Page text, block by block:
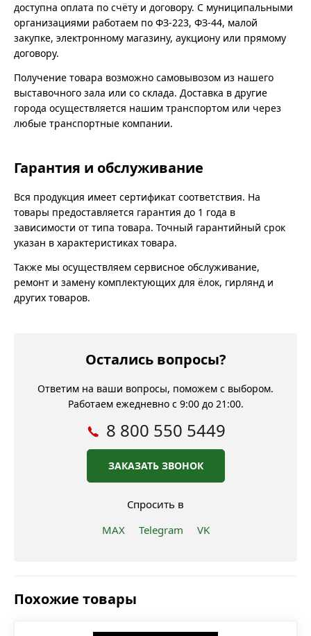
доступна оплата по счёту и договору. С муниципальными
организациями работаем по ФЗ-223, ФЗ-44, малой
закупке, электронному магазину, аукциону или прямому
договору.
Получение товара возможно самовывозом из нашего
выставочного зала или со склада. Доставка в другие
города осуществляется нашим транспортом или через
любые транспортные компании.
Гарантия и обслуживание
Вся продукция имеет сертификат соответствия. На
товары предоставляется гарантия до 1 года в
зависимости от типа товара. Точный гарантийный срок
указан в характеристиках товара.
Также мы осуществляем сервисное обслуживание,
ремонт и замену комплектующих для ёлок, гирлянд и
других товаров.
Остались вопросы?
Ответим на ваши вопросы, поможем с выбором.
Работаем ежедневно с 9:00 до 21:00.
8 800 550 5449
ЗАКАЗАТЬ ЗВОНОК
Спросить в
MAX
Telegram VK
Похожие товары